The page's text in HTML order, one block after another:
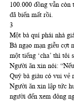
100.000 đồng vẫn
đã biến mất rồi.
3
Một bà quí phái nhà
Bà ngạo mạn giễu cợt
một tiếng ‘cha’ thì tôi
Người ăn xin nói:
Quý bà giàu có vui vẻ
Người ăn xin lập tức
người đến xem đông